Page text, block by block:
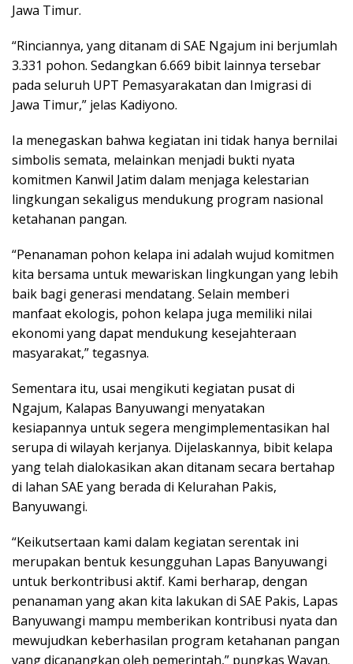
Jawa Timur.
“Rinciannya, yang ditanam di SAE Ngajum ini berjumlah
3.331 pohon. Sedangkan 6.669 bibit lainnya tersebar
pada seluruh UPT Pemasyarakatan dan Imigrasi di
Jawa Timur,” jelas Kadiyono.
Ia menegaskan bahwa kegiatan ini tidak hanya bernilai
simbolis semata, melainkan menjadi bukti nyata
komitmen Kanwil Jatim dalam menjaga kelestarian
lingkungan sekaligus mendukung program nasional
ketahanan pangan.
“Penanaman pohon kelapa ini adalah wujud komitmen
kita bersama untuk mewariskan lingkungan yang lebih
baik bagi generasi mendatang. Selain memberi
manfaat ekologis, pohon kelapa juga memiliki nilai
ekonomi yang dapat mendukung kesejahteraan
masyarakat,” tegasnya.
Sementara itu, usai mengikuti kegiatan pusat di
Ngajum, Kalapas Banyuwangi menyatakan
kesiapannya untuk segera mengimplementasikan hal
serupa di wilayah kerjanya. Dijelaskannya, bibit kelapa
yang telah dialokasikan akan ditanam secara bertahap
di lahan SAE yang berada di Kelurahan Pakis,
Banyuwangi.
“Keikutsertaan kami dalam kegiatan serentak ini
merupakan bentuk kesungguhan Lapas Banyuwangi
untuk berkontribusi aktif. Kami berharap, dengan
penanaman yang akan kita lakukan di SAE Pakis, Lapas
Banyuwangi mampu memberikan kontribusi nyata dan
mewujudkan keberhasilan program ketahanan pangan
yang dicanangkan oleh pemerintah,” pungkas Wayan.